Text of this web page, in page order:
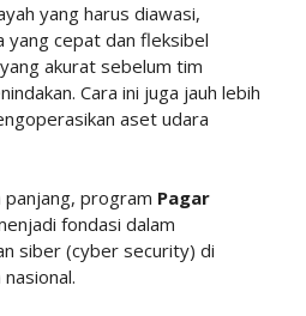
yang harus diawasi,
yang cepat dan fleksibel
akurat sebelum tim
Cara ini juga jauh lebih
aset udara
panjang, program Pagar
fondasi dalam
siber (cyber security) di